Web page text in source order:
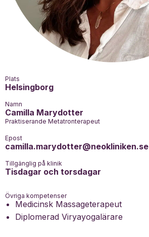
Plats
Helsingborg
Namn
Camilla Marydotter
Praktiserande Metatronterapeut
Epost
camilla.marydotter@neokliniken.se
Tillgänglig på klinik
Tisdagar och torsdagar
Övriga kompetenser
Medicinsk Massageterapeut
Diplomerad Viryayogalärare